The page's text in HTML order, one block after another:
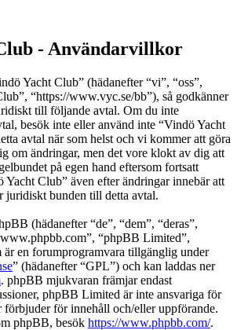
- Användarvillkor
Yacht Club” (hädanefter “vi”, “oss”,
“https://www.vyc.se/bb”), så godkänner
till följande avtal. Om du inte
besök inte eller använd inte “Vindö Yacht
avtal när som helst och vi kommer att göra
om ändringar, men det vore klokt av dig att
på egen hand eftersom fortsatt
Yacht Club” även efter ändringar innebär att
juridiskt bunden till detta avtal.
(hädanefter “de”, “dem”, “deras”,
“phpBB Limited”,
är en forumprogramvara tillgänglig under
” (hädanefter “GPL”) och kan laddas ner
. phpBB mjukvaran främjar endast
phpBB Limited är inte ansvariga för
för innehåll och/eller uppförande.
phpBB, besök https://www.phpbb.com/.